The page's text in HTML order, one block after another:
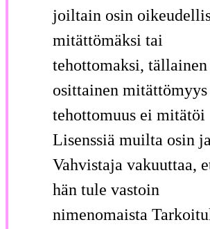
joiltain osin
mitättömäksi tai
tehottomaksi, tällainen
osittainen
tehottomuus ei mitätöi
Lisenssiä muilta osin ja
Vahvistaja vakuuttaa,
hän tule vastoin
nimenomaista